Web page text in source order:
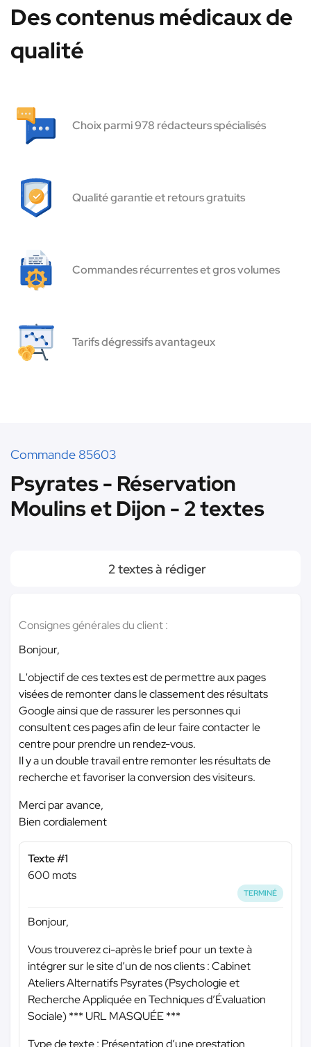
Des contenus médicaux de
qualité
Choix parmi 978 rédacteurs spécialisés
Qualité garantie et retours gratuits
Commandes récurrentes et gros volumes
Tarifs dégressifs avantageux
Commande 85603
Psyrates - Réservation
Moulins et Dijon - 2 textes
2 textes à rédiger
Consignes générales du client :
Bonjour,
L'objectif de ces textes est de permettre aux pages
visées de remonter dans le classement des résultats
Google ainsi que de rassurer les personnes qui
consultent ces pages afin de leur faire contacter le
centre pour prendre un rendez-vous.
Il y a un double travail entre remonter les résultats de
recherche et favoriser la conversion des visiteurs.
Merci par avance,
Bien cordialement
Texte #1
600 mots
TERMINÉ
Bonjour,
Vous trouverez ci-après le brief pour un texte à
intégrer sur le site d’un de nos clients : Cabinet
Ateliers Alternatifs Psyrates (Psychologie et
Recherche Appliquée en Techniques d’Évaluation
Sociale)*** URL MASQUÉE ***
Type de texte : Présentation d’une prestation